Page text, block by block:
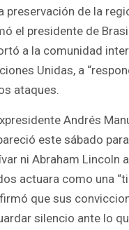
preservación de la
el presidente de
a la comunidad
Unidas, a
ataques.
Andrés
este sábado
ni Abraham Lincoln
actuara como una
que sus
silencio ante lo